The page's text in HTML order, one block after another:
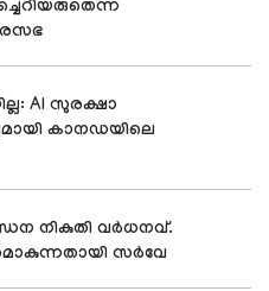
AI സുരക്ഷാ
കാനഡയിലെ
നികുതി വർധനവ്.
സർവേ